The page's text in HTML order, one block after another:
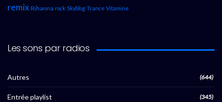
remix Rihanna rock Skyblog Trance Vitamine
Les sons par radios
Autres (644)
Entrée playlist (345)